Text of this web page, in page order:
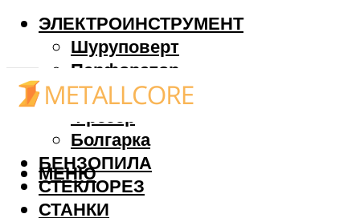
ЭЛЕКТРОИНСТРУМЕНТ
Шуруповерт
Перфоратор
Дрель
Фрезер
Болгарка
БЕНЗОПИЛА
СТЕКЛОРЕЗ
СТАНКИ
МЕНЮ